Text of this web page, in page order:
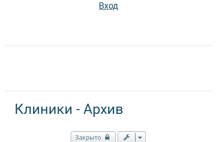
Вход
Клиники - Архив
Закрыто